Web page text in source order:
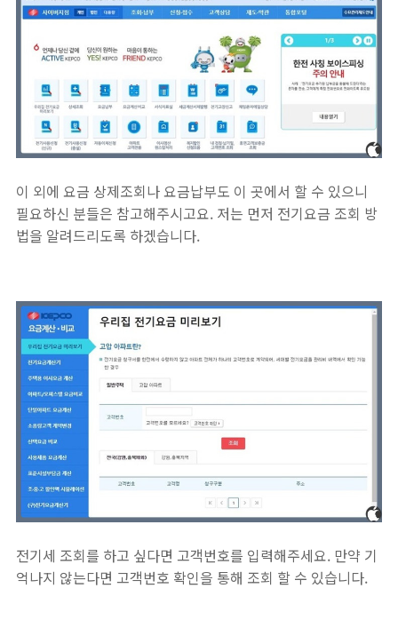
이 외에 요금 상제조회나 요금납부도 이 곳에서 할 수 있으니
필요하신 분들은 참고해주시고요. 저는 먼저 전기요금 조회 방
법을 알려드리도록 하겠습니다.
전기세 조회를 하고 싶다면 고객번호를 입력해주세요. 만약 기
억나지 않는다면 고객번호 확인을 통해 조회 할 수 있습니다.